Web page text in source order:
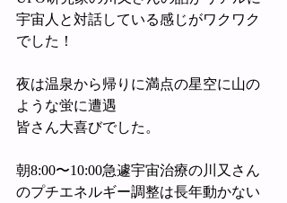
宇宙人と対話している感じがワクワク
でした！
夜は温泉から帰りに満点の星空に山の
ような蛍に遭遇
皆さん大喜びでした。
朝8:00〜10:00急遽宇宙治療の川又さん
のプチエネルギー調整は長年動かない